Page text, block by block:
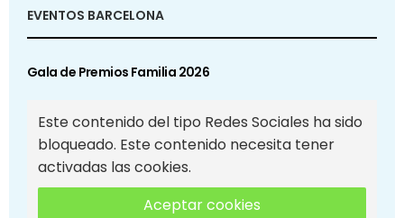
EVENTOS BARCELONA
Gala de Premios Familia 2026
Este contenido del tipo Redes Sociales ha sido
bloqueado. Este contenido necesita tener
activadas las cookies.
Aceptar cookies